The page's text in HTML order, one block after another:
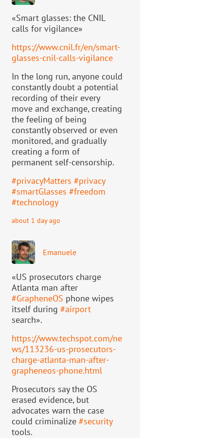
«Smart glasses: the CNIL
calls for vigilance»
https://www.cnil.fr/en/smart-
glasses-cnil-calls-vigilance
In the long run, anyone could
constantly doubt a potential
recording of their every
move and exchange, creating
the feeling of being
constantly observed or even
monitored, and gradually
creating a form of
permanent self-censorship.
#privacyMatters #privacy
#smartGlasses #freedom
#technology
about 1 day ago
Emanuele
«US prosecutors charge
Atlanta man after
#GrapheneOS phone wipes
itself during #airport
search».
https://www.techspot.com/ne
ws/113236-us-prosecutors-
charge-atlanta-man-after-
grapheneos-phone.html
Prosecutors say the OS
erased evidence, but
advocates warn the case
could criminalize #security
tools.